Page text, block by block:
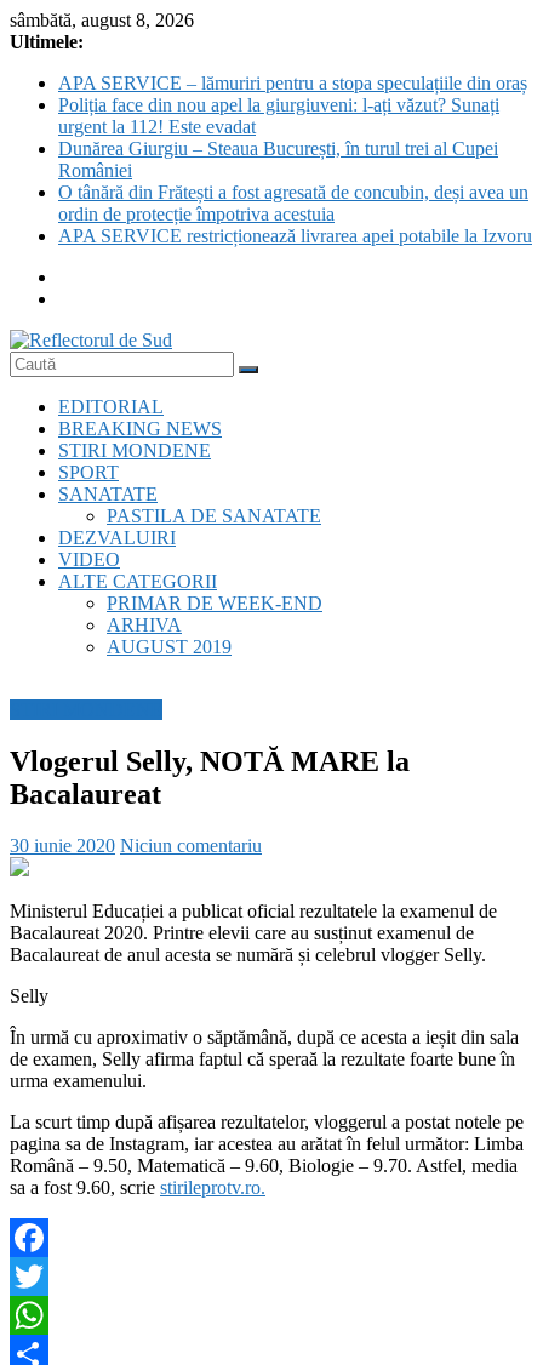
Skip
to
sâmbătă, august 8, 2026
Ultimele:
APA SERVICE – lămuriri pentru a stopa speculațiile din oraș
Poliția face din nou apel la giurgiuveni: l-ați văzut? Sunați
urgent la 112! Este evadat
Dunărea Giurgiu – Steaua București, în turul trei al Cupei
României
O tânără din Frătești a fost agresată de concubin, deși avea un
ordin de protecție împotriva acestuia
APA SERVICE restricționează livrarea apei potabile la Izvoru
Reflectorul
Sud
EDITORIAL
BREAKING NEWS
STIRI MONDENE
SPORT
SANATATE
PASTILA DE SANATATE
DEZVALUIRI
VIDEO
ALTE CATEGORII
PRIMAR DE WEEK-END
ARHIVA
AUGUST 2019
Vlogerul Selly, NOTĂ MARE la
Bacalaureat
30 iunie 2020 Niciun comentariu
Ministerul Educației a publicat oficial rezultatele la examenul de
Bacalaureat 2020. Printre elevii care au susținut examenul de
Bacalaureat de anul acesta se numără și celebrul vlogger Selly.
Selly
În urmă cu aproximativ o săptămână, după ce acesta a ieșit din sala
de examen, Selly afirma faptul că speraă la rezultate foarte bune în
urma examenului.
La scurt timp după afișarea rezultatelor, vloggerul a postat notele pe
pagina sa de Instagram, iar acestea au arătat în felul următor: Limba
Română – 9.50, Matematică – 9.60, Biologie – 9.70. Astfel, media
sa a fost 9.60, scrie stirileprotv.ro.
Facebook
Twitter
WhatsApp